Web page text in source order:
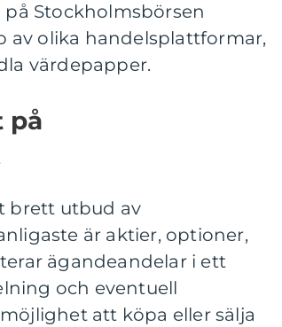
Stockholmsbörsen
av olika handelsplattformar,
värdepapper.
på
brett utbud av
är aktier, optioner,
ägandeandelar i ett
och eventuell
att köpa eller sälja